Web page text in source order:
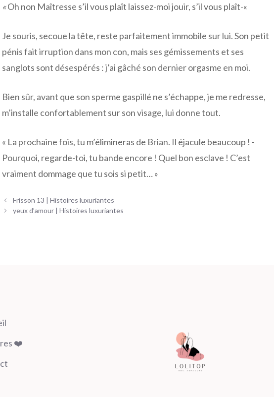
«Oh non Maîtresse s’il vous plaît laissez-moi jouir, s’il vous plaît-«
Je souris, secoue la tête, reste parfaitement immobile sur lui. Son petit
pénis fait irruption dans mon con, mais ses gémissements et ses
sanglots sont désespérés : j’ai gâché son dernier orgasme en moi.
Bien sûr, avant que son sperme gaspillé ne s’échappe, je me redresse,
m’installe confortablement sur son visage, lui donne tout.
« La prochaine fois, tu m’élimineras de Brian. Il éjacule beaucoup ! -
Pourquoi, regarde-toi, tu bande encore ! Quel bon esclave ! C’est
vraiment dommage que tu sois si petit… »
Navigation
des
Frisson 13 | Histoires luxuriantes
yeux d’amour | Histoires luxuriantes
❤️